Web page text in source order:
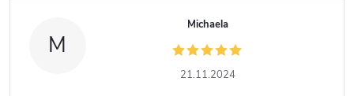
M
Michaela
21.11.2024